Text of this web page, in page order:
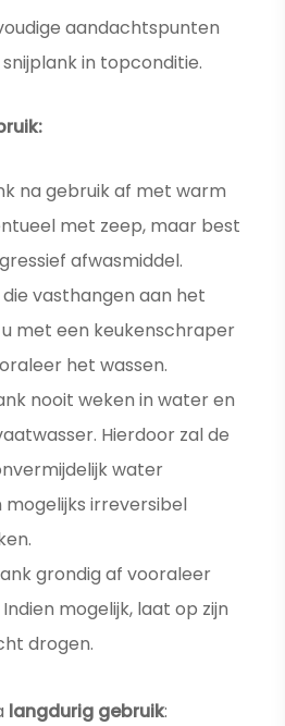
aandachtspunten
in topconditie.
na gebruik af met warm
met zeep, maar best
afwasmiddel.
vasthangen aan het
met een keukenschraper
het wassen.
nooit weken in water en
Hierdoor zal de
water
irreversibel
grondig af vooraleer
mogelijk, laat op zijn
drogen.
langdurig gebruik: